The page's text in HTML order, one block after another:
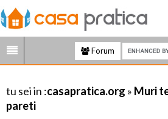
Forum
tu sei in :casapratica.org » Muri
pareti